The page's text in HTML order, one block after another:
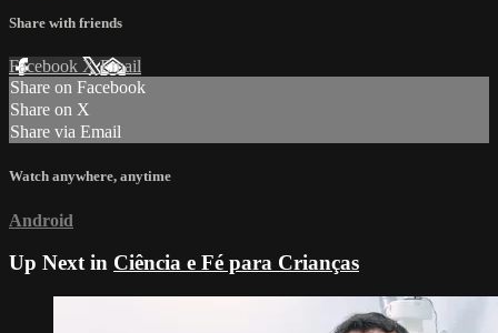
Share with friends
Facebook XEmail
Share on Facebook
Share on X
Share via Email
Watch anywhere, anytime
Android
Up Next in Ciência e Fé para Crianças